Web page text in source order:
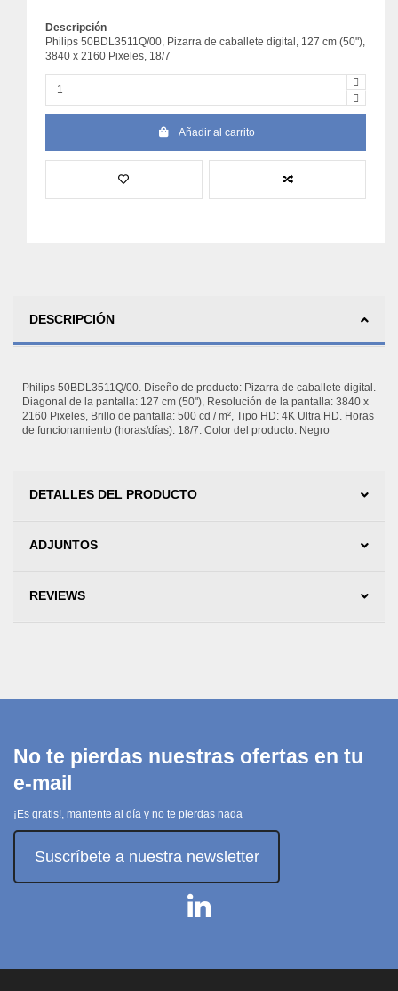
Descripción
Philips 50BDL3511Q/00, Pizarra de caballete digital, 127 cm (50"),
3840 x 2160 Pixeles, 18/7
Añadir al carrito
DESCRIPCIÓN
Philips 50BDL3511Q/00. Diseño de producto: Pizarra de caballete digital.
Diagonal de la pantalla: 127 cm (50"), Resolución de la pantalla: 3840 x
2160 Pixeles, Brillo de pantalla: 500 cd / m², Tipo HD: 4K Ultra HD. Horas
de funcionamiento (horas/días): 18/7. Color del producto: Negro
DETALLES DEL PRODUCTO
ADJUNTOS
REVIEWS
No te pierdas nuestras ofertas en tu
e-mail
¡Es gratis!, mantente al día y no te pierdas nada
Suscríbete a nuestra newsletter